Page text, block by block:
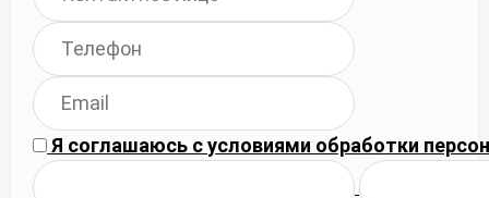
Я соглашаюсь сусловиями обработки